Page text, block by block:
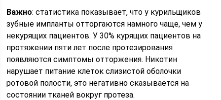
Важно: статистика показывает, что у курильщиков
зубные импланты отторгаются намного чаще, чем у
некурящих пациентов. У 30% курящих пациентов на
протяжении пяти лет после протезирования
появляются симптомы отторжения. Никотин
нарушает питание клеток слизистой оболочки
ротовой полости, это негативно сказывается на
состоянии тканей вокруг протеза.